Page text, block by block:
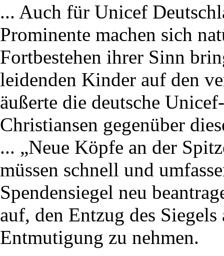
... Auch für Unicef
Prominente machen sich
Fortbestehen ihrer Sinn
leidenden Kinder auf den
äußerte die deutsche
Christiansen gegenüber
... „Neue Köpfe an der
müssen schnell und
Spendensiegel neu
auf, den Entzug des
Entmutigung zu nehmen.